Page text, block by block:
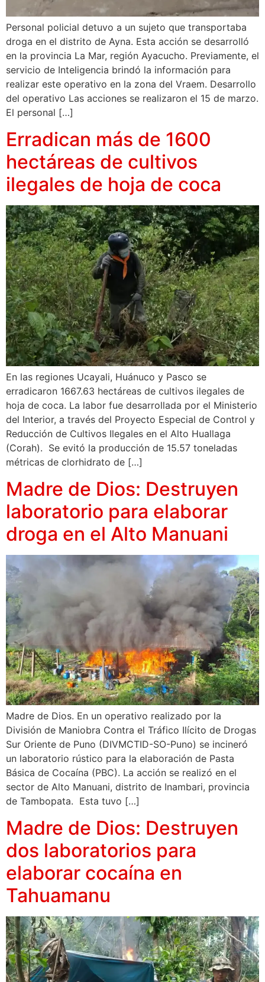
Personal policial detuvo a un sujeto que transportaba
droga en el distrito de Ayna. Esta acción se desarrolló
en la provincia La Mar, región Ayacucho. Previamente, el
servicio de Inteligencia brindó la información para
realizar este operativo en la zona del Vraem. Desarrollo
del operativo Las acciones se realizaron el 15 de marzo.
El personal […]
Erradican más de 1600
hectáreas de cultivos
ilegales de hoja de coca
En las regiones Ucayali, Huánuco y Pasco se
erradicaron 1667.63 hectáreas de cultivos ilegales de
hoja de coca. La labor fue desarrollada por el Ministerio
del Interior, a través del Proyecto Especial de Control y
Reducción de Cultivos Ilegales en el Alto Huallaga
(Corah). Se evitó la producción de 15.57 toneladas
métricas de clorhidrato de […]
Madre de Dios: Destruyen
laboratorio para elaborar
droga en el Alto Manuani
Madre de Dios. En un operativo realizado por la
División de Maniobra Contra el Tráfico Ilícito de Drogas
Sur Oriente de Puno (DIVMCTID-SO-Puno) se incineró
un laboratorio rústico para la elaboración de Pasta
Básica de Cocaína (PBC). La acción se realizó en el
sector de Alto Manuani, distrito de Inambari, provincia
de Tambopata. Esta tuvo […]
Madre de Dios: Destruyen
dos laboratorios para
elaborar cocaína en
Tahuamanu